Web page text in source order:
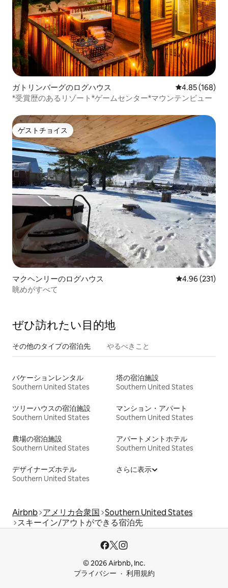
ガトリンバーグのログハウス レビュー168
4.85 (168)
*受賞歴のあるリゾート*ゲームセンター*マウンテンビュー
ゲストチョイス
ゲストチョイス
マクヘンリーのログハウス レビュー231
4.96 (231)
眺めがすべて
ぜひ訪⁠れ⁠た⁠い目⁠的⁠地
その他のタ⁠イ⁠プ⁠の宿⁠泊⁠先 やるべきこと
バケーションレンタル
Southern United States
塔の宿泊施設
Southern United States
ツリーハウスの宿泊施設
Southern United States
マンション・アパート
Southern United States
農場の宿泊施設
Southern United States
アパートメントホテル
Southern United States
デザイナーズホテル
Southern United States
さらに表示
Airbnb アメリカ合衆国 Southern United States
スキーイン/アウトができる宿泊先
© 2026 Airbnb, Inc.
プライバシー
利用規約